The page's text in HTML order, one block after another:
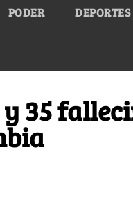
PODER DEPORTES
y 35